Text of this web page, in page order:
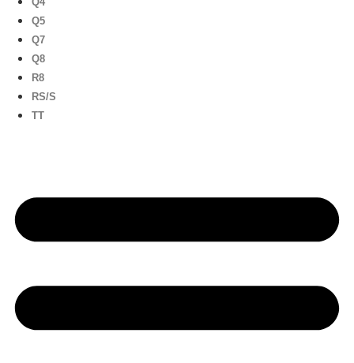
Q5
Q7
Q8
R8
RS/S
TT